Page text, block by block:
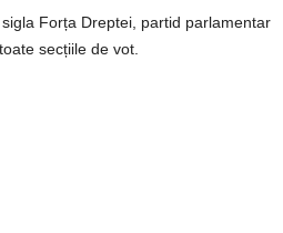
Forța Dreptei, partid parlamentar
secțiile de vot.